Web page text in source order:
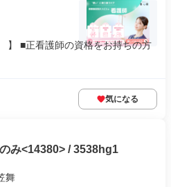
■正看護師の資格をお持ちの方
気になる
み<14380> / 3538hg1
舞